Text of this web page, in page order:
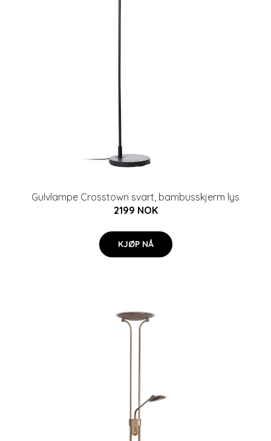
Gulvlampe Crosstown svart, bambusskjerm lys
2199 NOK
KJØP NÅ